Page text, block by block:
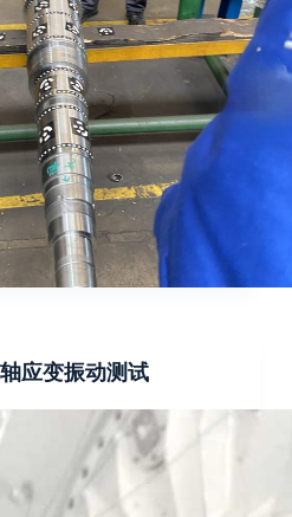
应变振动测试